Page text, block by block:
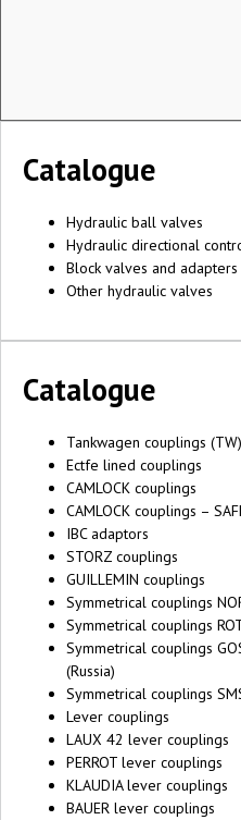
Catalogue
Hydraulic ball valves
Hydraulic directional
Block valves and
Other hydraulic valves
Catalogue
Tankwagen couplings (TW)
Ectfe lined couplings
CAMLOCK couplings
CAMLOCK couplings –
IBC adaptors
STORZ couplings
GUILLEMIN couplings
Symmetrical couplings
Symmetrical couplings
Symmetrical couplings
(Russia)
Symmetrical couplings
Lever couplings
LAUX 42 lever couplings
PERROT lever couplings
KLAUDIA lever couplings
BAUER lever couplings